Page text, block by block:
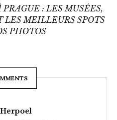
: LES MUSÉES,
LES MEILLEURS SPOTS
PHOTOS